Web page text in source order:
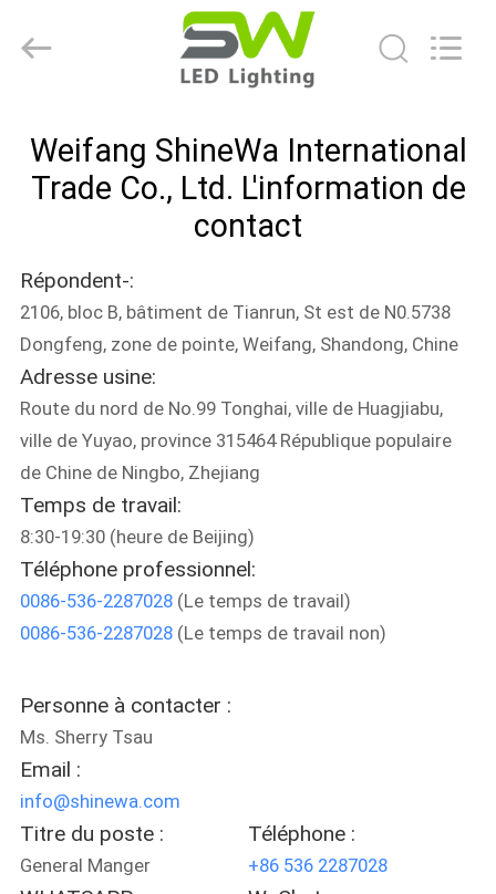
LA
MAISON
PRODUITS
VIDÉOS
PROPOS
DE
NOUS
VISITE
DE
CONTRÔLE
DE
LA
QUALITÉ
International
Trade
Weifang ShineWa International
Trade Co., Ltd. L'information de
contact
Répondent-:
2106, bloc B, bâtiment de Tianrun, St est de N0.5738
Dongfeng, zone de pointe, Weifang, Shandong, Chine
Adresse usine:
Route du nord de No.99 Tonghai, ville de Huagjiabu,
ville de Yuyao, province 315464 République populaire
de Chine de Ningbo, Zhejiang
Temps de travail:
8:30-19:30 (heure de Beijing)
Téléphone professionnel:
0086-536-2287028(Le temps de travail)
0086-536-2287028(Le temps de travail non)
Personne à contacter :
Ms. Sherry Tsau
Email :
info@shinewa.com
Titre du poste :
General Manger
Téléphone :
+86 536 2287028